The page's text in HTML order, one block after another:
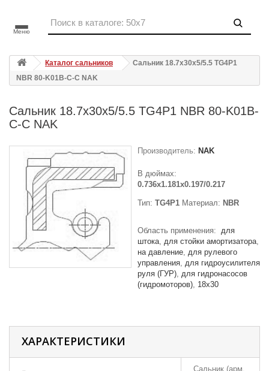
Меню
Каталог сальников
Сальник 18.7x30x5/5.5 TG4P1
NBR 80-K01B-C-C NAK
Сальник 18.7x30x5/5.5 TG4P1 NBR 80-K01B-
C-C NAK
Производитель: NAK
В дюймах:
0.736x1.181x0.197/0.217
Тип: TG4P1 Материал: NBR
Область применения: для
штока для стойки амортизатора
на давление для рулевого
управления для гидроусилителя
руля (ГУР) для гидронасосов
(гидромоторов) 18x30
ХАРАКТЕРИСТИКИ
Сальник (арм.